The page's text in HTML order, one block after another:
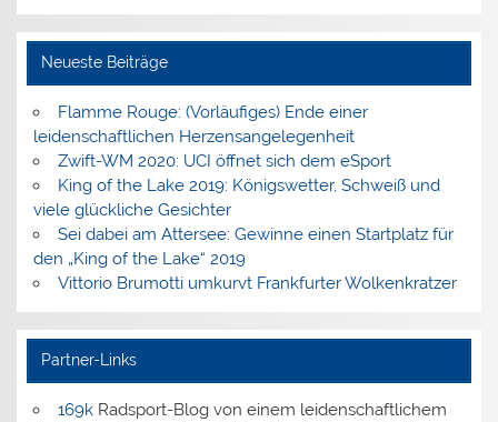
Neueste Beiträge
Flamme Rouge: (Vorläufiges) Ende einer
leidenschaftlichen Herzensangelegenheit
Zwift-WM 2020: UCI öffnet sich dem eSport
King of the Lake 2019: Königswetter, Schweiß und
viele glückliche Gesichter
Sei dabei am Attersee: Gewinne einen Startplatz für
den „King of the Lake“ 2019
Vittorio Brumotti umkurvt Frankfurter Wolkenkratzer
Partner-Links
169kRadsport-Blog von einem leidenschaftlichem